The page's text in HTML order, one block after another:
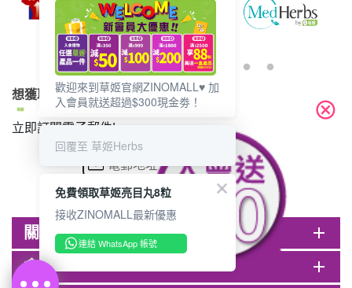
想獲取最新的優惠資訊？
立即訂閱電子郵件!
關於ZINOMALL add
會員 add
cancel
歡迎來到草姬官網ZINOMALL♥️ 加
入會員就送超過$300現金劵！
回覆至 草姬Herbs
免費領取草姬亮目丸8粒
接收ZINOMALL最新優惠
連結 WhatsApp 帳號